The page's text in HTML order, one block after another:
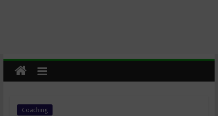
Coaching